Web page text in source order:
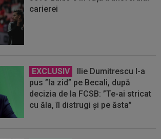
carierei
EXCLUSIV
Ilie Dumitrescu l-a
pus ”la zid” pe Becali, după
decizia de la FCSB: ”Te-ai stricat
cu ăla, îl distrugi și pe ăsta”